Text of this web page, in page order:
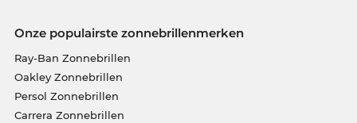
Onze populairste zonnebrillenmerken
Ray-Ban Zonnebrillen
Oakley Zonnebrillen
Persol Zonnebrillen
Carrera Zonnebrillen